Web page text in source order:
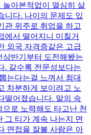
아본적없이 열심히 살
니다. 나이의 문제도 있
관 위주로 취업을 하고
에서 떨어지니 미칠거
외국 자격증같은 고급
반기부터 도전해봤는
. 갈수록 전문성보다는
는다는걸 느껴서 최대
차분하게 보이려고 노
떨어졌습니다. 말의 속
로 노력해도 타고난 천
그 티가 계속 나는지 면
면접을 잘볼 사람은 아